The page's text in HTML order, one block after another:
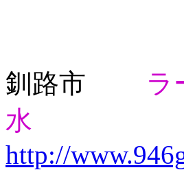
味の大
釧路市 ラ
水
http://